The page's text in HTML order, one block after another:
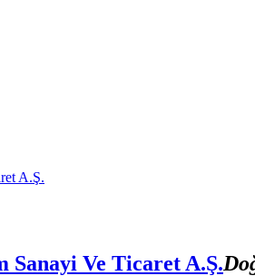
A.Ş.
Sanayi Ve Ticaret A.Ş.